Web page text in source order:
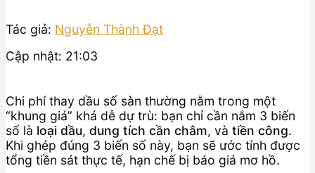
Tác giả: Nguyễn Thành Đạt
Cập nhật: 21:03
Chi phí thay dầu số sàn thường nằm trong một
“khung giá” khá dễ dự trù: bạn chỉ cần nắm 3 biến
số là loại dầu, dung tích cần châm, và tiền công.
Khi ghép đúng 3 biến số này, bạn sẽ ước tính được
tổng tiền sát thực tế, hạn chế bị báo giá mơ hồ.